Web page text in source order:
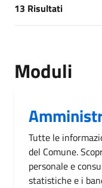
[results]
13 Risultati
Moduli
Tutte le
del Comune.
personale e
statistiche e i